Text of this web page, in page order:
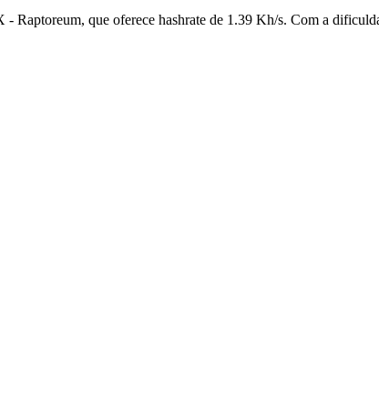
Raptoreum, que oferece hashrate de 1.39 Kh/s. Com a